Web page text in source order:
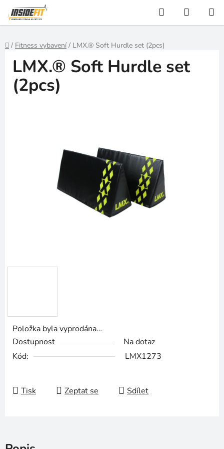
Přejít
na
obsah
Hledat
KOŠÍK
Domů
/ Fitness vybavení / LMX.® Soft Hurdle set (2pcs)
Položka byla vyprodána…
Dostupnost
Na dotaz
Kód:
LMX1273
Tisk Zeptat se Sdílet
LMX.® Soft Hurdle set
(2pcs)